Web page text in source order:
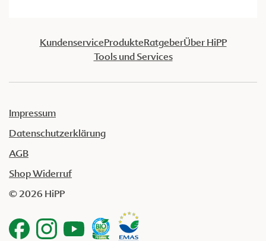
KundenserviceProdukteRatgeberÜber HiPP
Tools und Services
Impressum
Datenschutzerklärung
AGB
Shop Widerruf
© 2026 HiPP